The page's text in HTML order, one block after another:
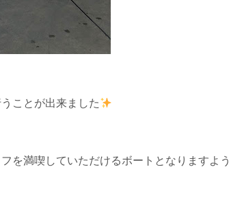
ことが出来ました
を満喫していただけるボートとなりますよう